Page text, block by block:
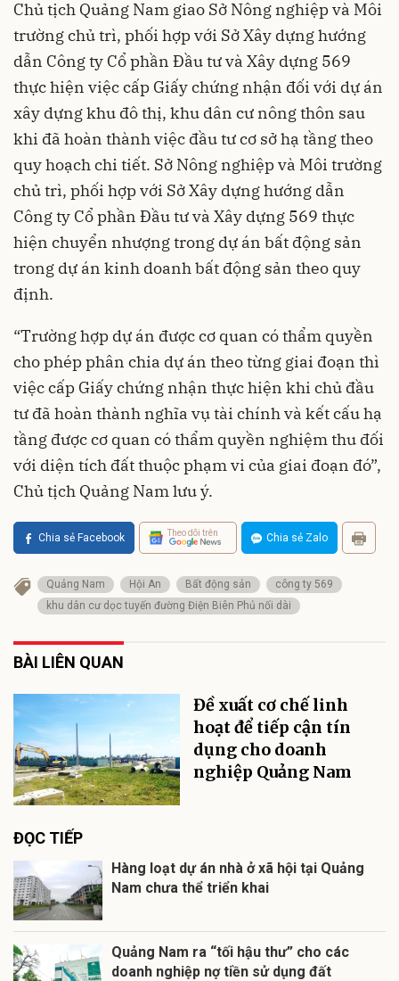
Chủ tịch Quảng Nam giao Sở Nông nghiệp và Môi
trường chủ trì, phối hợp với Sở Xây dựng hướng
dẫn Công ty Cổ phần Đầu tư và Xây dựng 569
thực hiện việc cấp Giấy chứng nhận đối với dự án
xây dựng khu đô thị, khu dân cư nông thôn sau
khi đã hoàn thành việc đầu tư cơ sở hạ tầng theo
quy hoạch chi tiết. Sở Nông nghiệp và Môi trường
chủ trì, phối hợp với Sở Xây dựng hướng dẫn
Công ty Cổ phần Đầu tư và Xây dựng 569 thực
hiện chuyển nhượng trong dự án bất động sản
trong dự án kinh doanh bất động sản theo quy
định.
“Trường hợp dự án được cơ quan có thẩm quyền
cho phép phân chia dự án theo từng giai đoạn thì
việc cấp Giấy chứng nhận thực hiện khi chủ đầu
tư đã hoàn thành nghĩa vụ tài chính và kết cấu hạ
tầng được cơ quan có thẩm quyền nghiệm thu đối
với diện tích đất thuộc phạm vi của giai đoạn đó”,
Chủ tịch Quảng Nam lưu ý.
Chia sẻ Facebook Theo dõi trên Chia sẻ Zalo
Quảng Nam Hội An Bất động sản
công ty 569
khu dân cư dọc tuyến đường Điện Biên Phủ nối dài
BÀI LIÊN QUAN
Đề xuất cơ chế linh
hoạt để tiếp cận tín
dụng cho doanh
nghiệp Quảng Nam
ĐỌC TIẾP
Hàng loạt dự án nhà ở xã hội tại Quảng
Nam chưa thể triển khai
Quảng Nam ra “tối hậu thư” cho các
doanh nghiệp nợ tiền sử dụng đất